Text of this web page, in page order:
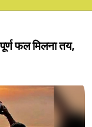
फल मिलना तय,